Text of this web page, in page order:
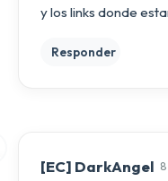
y los links donde
Responder
[EC] DarkAngel